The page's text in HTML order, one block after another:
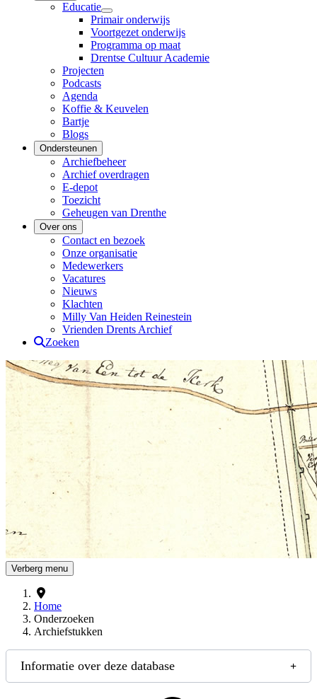
Educatie
Primair onderwijs
Voortgezet onderwijs
Programma op maat
Drentse Cultuur Academie
Projecten
Podcasts
Agenda
Koffie & Keuvelen
Bartje
Blogs
Ondersteunen
Archiefbeheer
Archief overdragen
E-depot
Toezicht
Geheugen van Drenthe
Over ons
Contact en bezoek
Onze organisatie
Medewerkers
Vacatures
Nieuws
Klachten
Milly Van Heiden Reinestein
Vrienden Drents Archief
Zoeken
Drents Archief
Verberg menu
Home
Onderzoeken
Archiefstukken
Informatie over deze database